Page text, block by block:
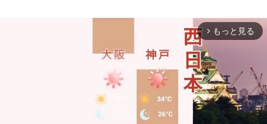
arrow_forward_ios もっと見る